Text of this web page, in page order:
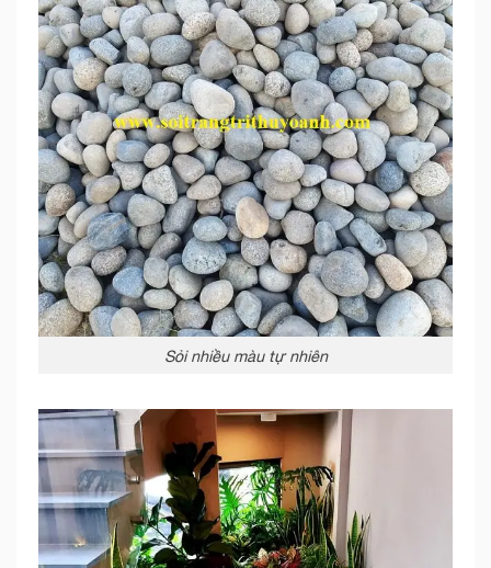
Sỏi nhiều màu tự nhiên